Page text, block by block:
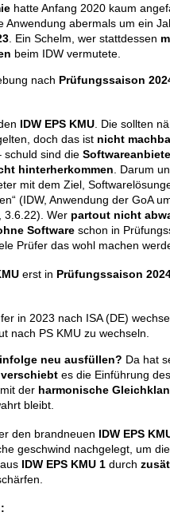
hatte Anfang 2020 kaum
Anwendung abermals um ein
. Ein Schelm, wer stattdessen
beim IDW vermutete.
nach Prüfungssaison
IDW EPS KMU . Die sollten
doch das ist nicht
schuld sind die
hinterherkommen . Darum
mit dem Ziel,
(IDW, Anwendung der GoA
3.6.22). Wer partout nicht
Software schon in
Prüfer das wohl machen
erst in Prüfungssaison
in 2023 nach ISA (DE)
nach PS KMU zu wechseln.
neu ausfüllen? Da hat
verschiebt es die Einführung
der harmonische
bleibt.
den brandneuen IDW EPS
geschwind nachgelegt, um
aus IDW EPS KMU 1 durch